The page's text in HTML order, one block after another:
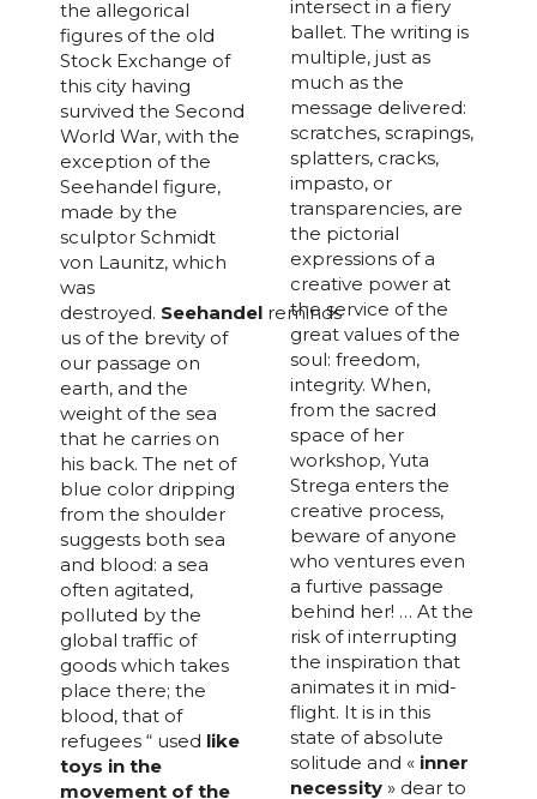
the allegorical
figures of the old
Stock Exchange of
this city having
survived the Second
World War, with the
exception of the
Seehandel figure,
made by the
sculptor Schmidt
von Launitz, which
was
destroyed. Seehandel reminds
us of the brevity of
our passage on
earth, and the
weight of the sea
that he carries on
his back. The net of
blue color dripping
from the shoulder
suggests both sea
and blood: a sea
often agitated,
polluted by the
global traffic of
goods which takes
place there; the
blood, that of
refugees “ used like
toys in the
movement of the
intersect in a fiery
ballet. The writing is
multiple, just as
much as the
message delivered:
scratches, scrapings,
splatters, cracks,
impasto, or
transparencies, are
the pictorial
expressions of a
creative power at
the service of the
great values of the
soul: freedom,
integrity. When,
from the sacred
space of her
workshop, Yuta
Strega enters the
creative process,
beware of anyone
who ventures even
a furtive passage
behind her! … At the
risk of interrupting
the inspiration that
animates it in mid-
flight. It is in this
state of absolute
solitude and « inner
necessity» dear to